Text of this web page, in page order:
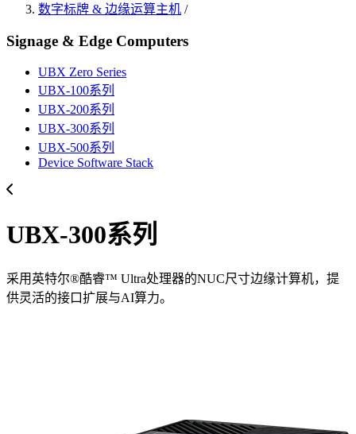
数字标牌 & 边缘运算主机 /
Signage & Edge Computers
UBX Zero Series
UBX-100系列
UBX-200系列
UBX-300系列
UBX-500系列
Device Software Stack
UBX-300系列
采用英特尔®酷睿™ Ultra处理器的NUC尺寸边缘计算机，提
供灵活的接口扩展与AI算力。